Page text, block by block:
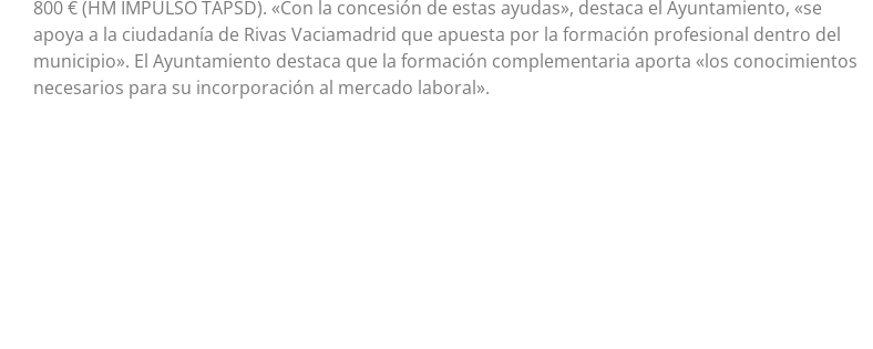
800 € (HM IMPULSO TAPSD). «Con la concesión de estas ayudas», destaca el Ayuntamiento, «se
apoya a la ciudadanía de Rivas Vaciamadrid que apuesta por la formación profesional dentro del
municipio». El Ayuntamiento destaca que la formación complementaria aporta «los conocimientos
necesarios para su incorporación al mercado laboral».